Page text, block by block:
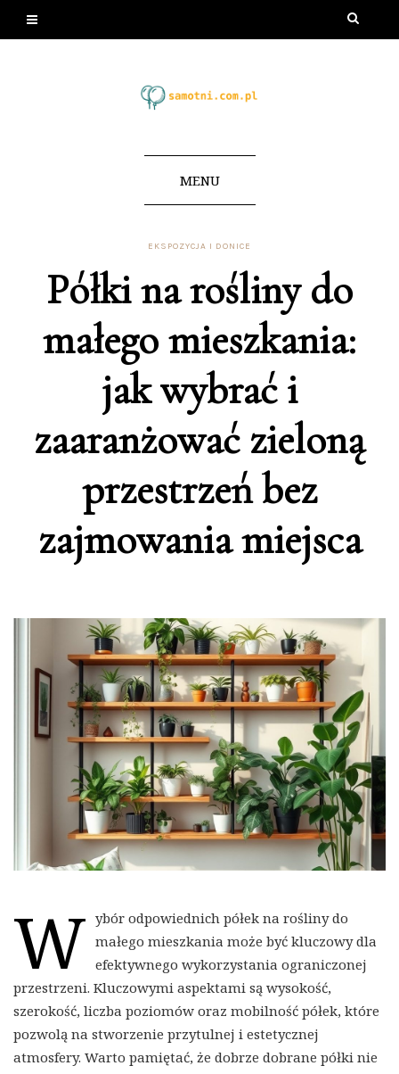
MENU
EKSPOZYCJA I DONICE
Półki na rośliny do
małego mieszkania:
jak wybrać i
zaaranżować zieloną
przestrzeń bez
zajmowania miejsca
W ybór odpowiednich półek na rośliny do
małego mieszkania może być kluczowy dla
efektywnego wykorzystania ograniczonej
przestrzeni. Kluczowymi aspektami są wysokość,
szerokość, liczba poziomów oraz mobilność półek, które
pozwolą na stworzenie przytulnej i estetycznej
atmosfery. Warto pamiętać, że dobrze dobrane półki nie